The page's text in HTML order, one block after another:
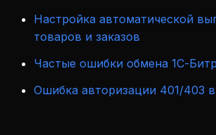
Настройка автоматической
товаров и заказов
Частые ошибки обмена 1С-
Ошибка авторизации 401/403